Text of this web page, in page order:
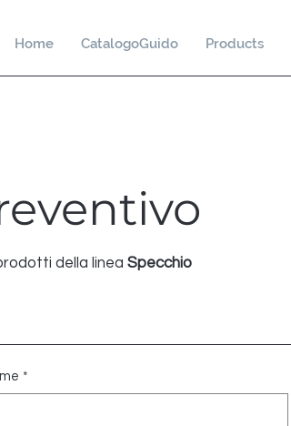
Home CatalogoGuido Products
della linea Specchio
*